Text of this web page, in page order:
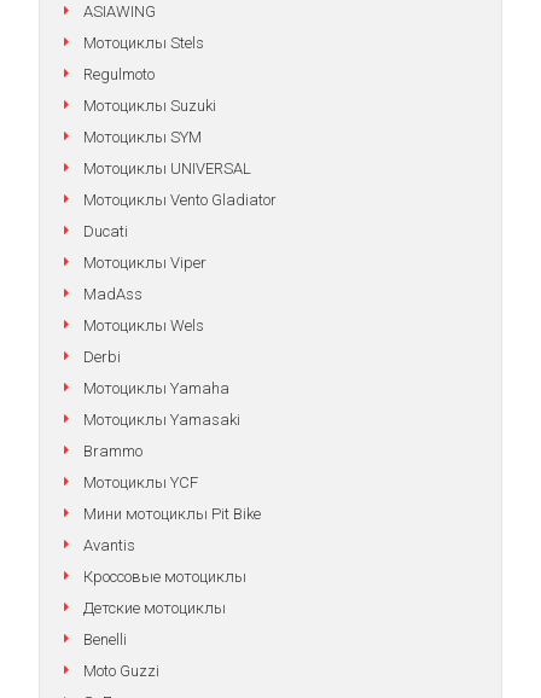
ASIAWING
Мотоциклы Stels
Regulmoto
Мотоциклы Suzuki
Мотоциклы SYM
Мотоциклы UNIVERSAL
Мотоциклы Vento Gladiator
Ducati
Мотоциклы Viper
MadAss
Мотоциклы Wels
Derbi
Мотоциклы Yamaha
Мотоциклы Yamasaki
Brammo
Мотоциклы YCF
Мини мотоциклы Pit Bike
Avantis
Кроссовые мотоциклы
Детские мотоциклы
Benelli
Moto Guzzi